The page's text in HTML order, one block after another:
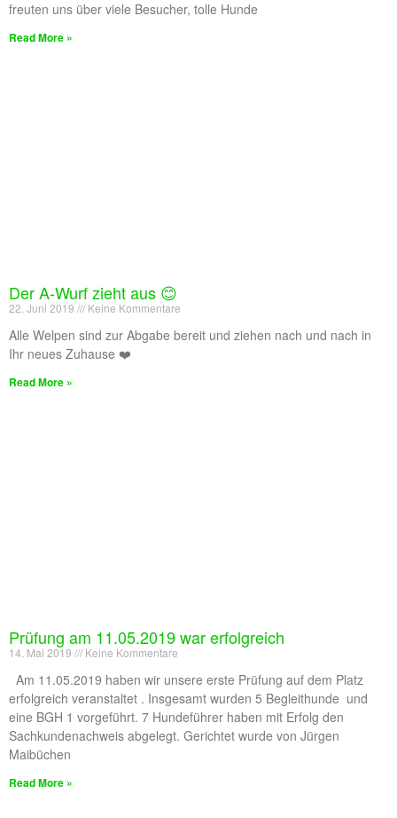
freuten uns über viele Besucher, tolle Hunde
Read More »
Der A-Wurf zieht aus 😊
22. Juni 2019 Keine Kommentare
Alle Welpen sind zur Abgabe bereit und ziehen nach und nach in
Ihr neues Zuhause ❤️
Read More »
Prüfung am 11.05.2019 war erfolgreich
14. Mai 2019 Keine Kommentare
Am 11.05.2019 haben wir unsere erste Prüfung auf dem Platz
erfolgreich veranstaltet . Insgesamt wurden 5 Begleithunde und
eine BGH 1 vorgeführt. 7 Hundeführer haben mit Erfolg den
Sachkundenachweis abgelegt. Gerichtet wurde von Jürgen
Maibüchen
Read More »